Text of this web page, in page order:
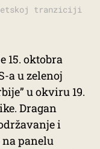
tranziciji
15. oktobra
a u zelenoj
u okviru 19.
Dragan
i
na panelu